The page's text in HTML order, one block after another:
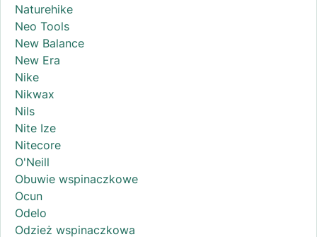
Naturehike
Neo Tools
New Balance
New Era
Nike
Nikwax
Nils
Nite Ize
Nitecore
O'Neill
Obuwie wspinaczkowe
Ocun
Odelo
Odzież wspinaczkowa